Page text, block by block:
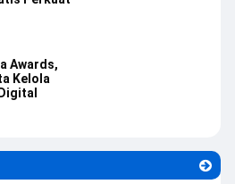
Awards,
Kelola